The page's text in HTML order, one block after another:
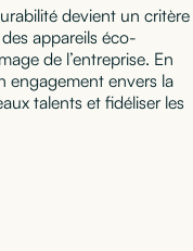
devient un critère
appareils éco-
de l’entreprise. En
engagement envers la
talents et fidéliser les